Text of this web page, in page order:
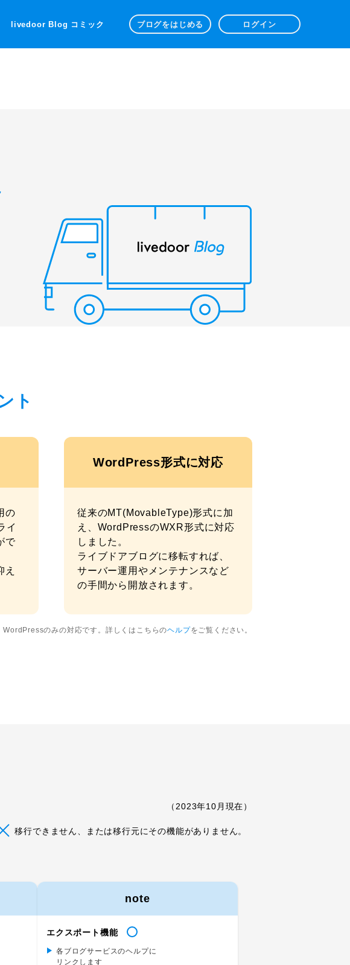
livedoor Blog コミック ブログをはじめる ログイン
ト
の
イ
で
え
WordPress形式に対応
従来のMT(MovableType)形式に加
え、WordPressのWXR形式に対応
しました。
ライブドアブログに移転すれば、
サーバー運用やメンテナンスなど
の手間から開放されます。
のみの対応です。詳しくはこちらのヘルプをご覧ください。
（2023年10月現在）
移行できません、または移行元にその機能がありません。
note
エクスポート機能
各ブログサービスのヘルプに
リンクします